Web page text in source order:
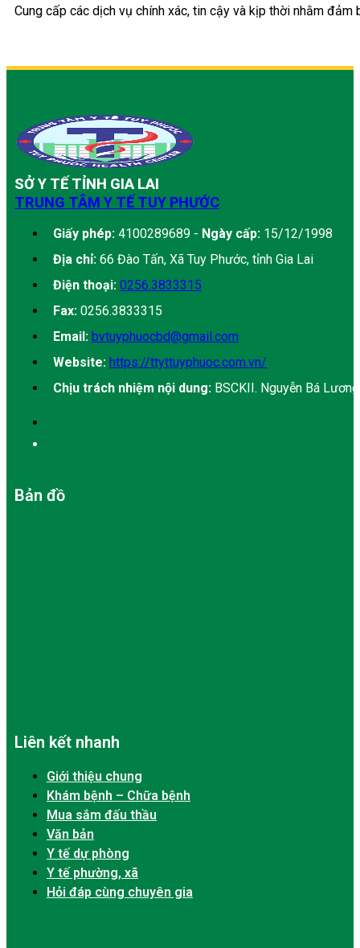
Cung cấp các dịch vụ chính xác, tin cậy và kịp thời nhằm
SỞ Y TẾ TỈNH GIA LAI
TRUNG TÂM Y TẾ TUY PHƯỚC
Giấy phép: 4100289689 - Ngày cấp: 15/12/1998
Địa chỉ: 66 Đào Tấn, Xã Tuy Phước, tỉnh Gia Lai
Điện thoại: 0256.3833315
Fax: 0256.3833315
Email: bvtuyphuocbd@gmail.com
Website: https://ttyttuyphuoc.com.vn/
Chịu trách nhiệm nội dung: BSCKII. Nguyễn Bá
Bản đồ
Liên kết nhanh
Giới thiệu chung
Khám bệnh – Chữa bệnh
Mua sắm đấu thầu
Văn bản
Y tế dự phòng
Y tế phường, xã
Hỏi đáp cùng chuyên gia